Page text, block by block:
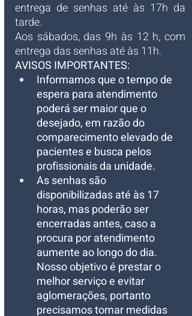
entrega de senhas até às 17h da
tarde.
Aos sábados, das 9h às 12 h, com
entrega das senhas até às 11h.
AVISOS IMPORTANTES:
Informamos que o tempo de
espera para atendimento
poderá ser maior que o
desejado, em razão do
comparecimento elevado de
pacientes e busca pelos
profissionais da unidade.
As senhas são
disponibilizadas até às 17
horas, mas poderão ser
encerradas antes, caso a
procura por atendimento
aumente ao longo do dia.
Nosso objetivo é prestar o
melhor serviço e evitar
aglomerações, portanto
precisamos tomar medidas